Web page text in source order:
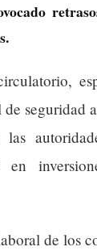
seguridad
de los